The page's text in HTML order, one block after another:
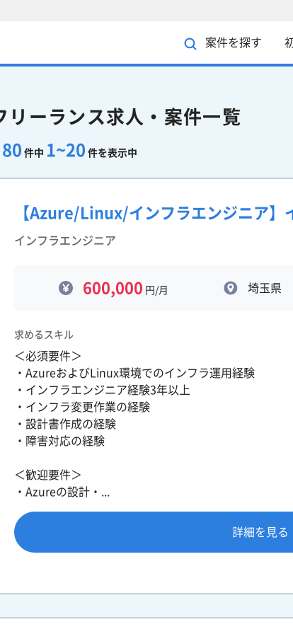
案件を探す
リーランス求人・案件一覧
80 件中 1~20 件を表示中
【Azure/Linux/インフラエンジニア】
インフラエンジニア
600,000 円/月 埼玉県
求めるスキル
＜必須要件＞
・AzureおよびLinux環境でのインフラ運用経験
・インフラエンジニア経験3年以上
・インフラ変更作業の経験
・設計書作成の経験
・障害対応の経験
＜歓迎要件＞
・Azureの設計・...
詳細を見る